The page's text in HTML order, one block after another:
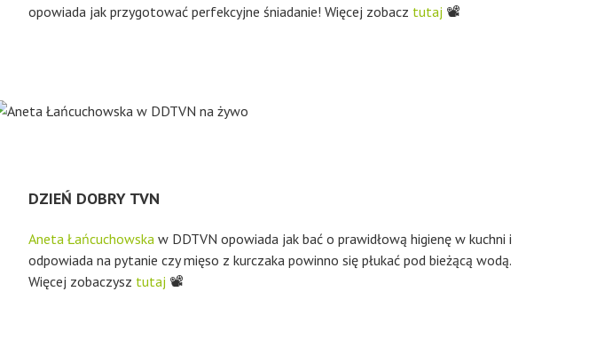
opowiada jak przygotować perfekcyjne śniadanie! Więcej zobacz tutaj 📽
DZIEŃ DOBRY TVN
Aneta Łańcuchowska w DDTVN opowiada jak bać o prawidłową higienę w kuchni i
odpowiada na pytanie czy mięso z kurczaka powinno się płukać pod bieżącą wodą.
Więcej zobaczysz tutaj 📽